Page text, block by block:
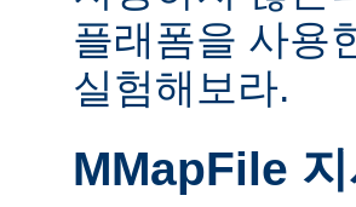
플래폼을 사용
실험해보라.
MMapFile 지